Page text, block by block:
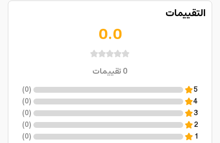
التقييمات
0.0
0تقييمات
5
(
0
)
4
(
0
)
3
(
0
)
2
(
0
)
1
(
0
)